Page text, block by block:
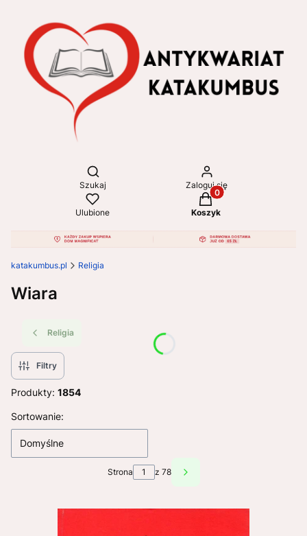
Otwórz wyszukiwarkę
Szukaj Zaloguj się
Ulubione
Produkty w koszyku:
Koszyk
katakumbus.pl Religia
Wiara
Religia
Filtry
Produkty: 1854
Lista produktów
Sortowanie:
Domyślne
Strona z 78 Następne produkty